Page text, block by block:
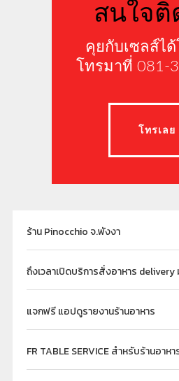
สนใจติ
คุยกับเซลส์ได้
โทรมาที่ 081-
โทรเลย
ร้าน Pinocchio จ.พังงา
ถึงเวลาเปิดบริการสั่งอาหาร delivery
แจกฟรี แอปดูรายงานร้านอาหาร
FR TABLE SERVICE สำหรับร้านอาห